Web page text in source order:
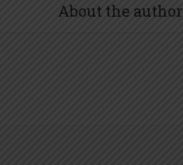
About the author